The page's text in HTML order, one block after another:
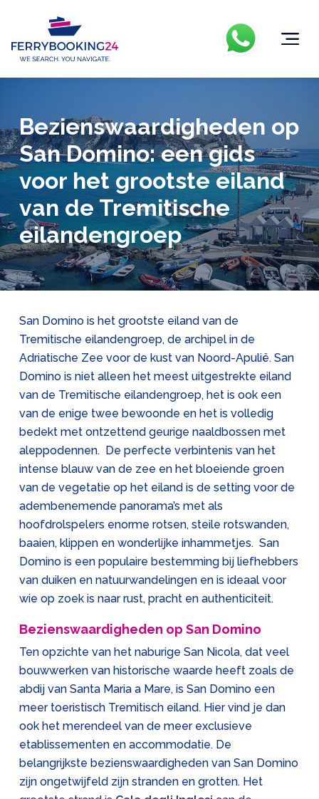
Bezienswaardigheden op
San Domino: een gids
voor het grootste eiland
van de Tremitische
eilandengroep
San Domino is het grootste eiland van de
Tremitische eilandengroep, de archipel in de
Adriatische Zee voor de kust van Noord-Apulië. San
Domino is niet alleen het meest uitgestrekte eiland
van de Tremitische eilandengroep, het is ook een
van de enige twee bewoonde en het is volledig
bedekt met ontzettend geurige naaldbossen met
aleppodennen. De perfecte verbintenis van het
intense blauw van de zee en het bloeiende groen
van de vegetatie op het eiland is de setting voor de
adembenemende panorama’s met als
hoofdrolspelers enorme rotsen, steile rotswanden,
baaien, klippen en wonderlijke inhammetjes. San
Domino is een populaire bestemming bij liefhebbers
van duiken en natuurwandelingen en is ideaal voor
wie op zoek is naar rust, pracht en authenticiteit.
Bezienswaardigheden op San Domino
Ten opzichte van het naburige San Nicola, dat veel
bouwwerken van historische waarde heeft zoals de
abdij van Santa Maria a Mare, is San Domino een
meer toeristisch Tremitisch eiland. Hier vind je dan
ook het merendeel van de meer exclusieve
etablissementen en accommodatie. De
belangrijkste bezienswaardigheden van San Domino
zijn ongetwijfeld zijn stranden en grotten. Het